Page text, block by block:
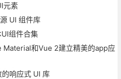
元素
UI 组件库
组件合集
Material和Vue 2建立精美的app应
响应式 UI 库